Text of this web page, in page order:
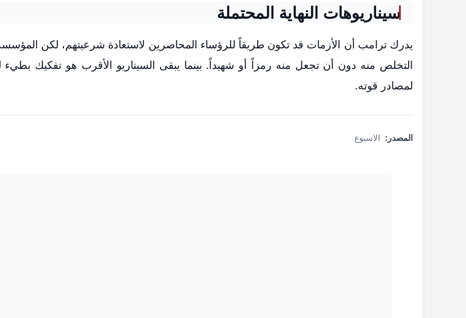
سيناريوهات النهاية المحتملة
يدرك ترامب أن الأزمات قد تكون طريقاً للرؤساء المحاصرين لاستعادة شرعيتهم، لكن
التخلص منه دون أن تجعل منه رمزاً أو شهيداً. بينما يبقى السيناريو الأقرب هو تفكيك
لمصادر قوته.
المصدر: الاسبوع